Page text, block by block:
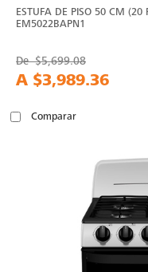
ESTUFA DE PISO 50 CM
EM5022BAPN1
De$5,699.08
A $3,989.36
Comparar